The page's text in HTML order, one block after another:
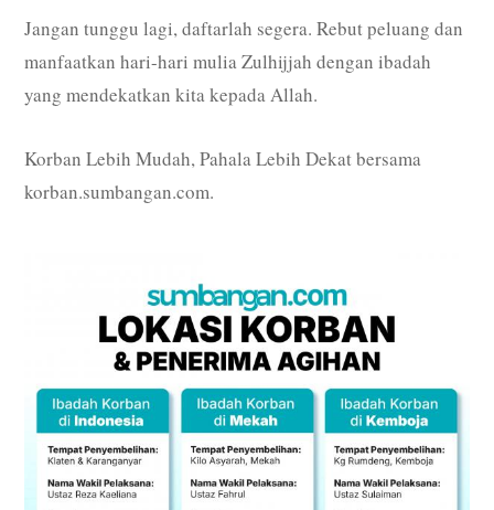
Jangan tunggu lagi, daftarlah segera. Rebut peluang dan
manfaatkan hari-hari mulia Zulhijjah dengan ibadah
yang mendekatkan kita kepada Allah.
Korban Lebih Mudah, Pahala Lebih Dekat bersama
korban.sumbangan.com.